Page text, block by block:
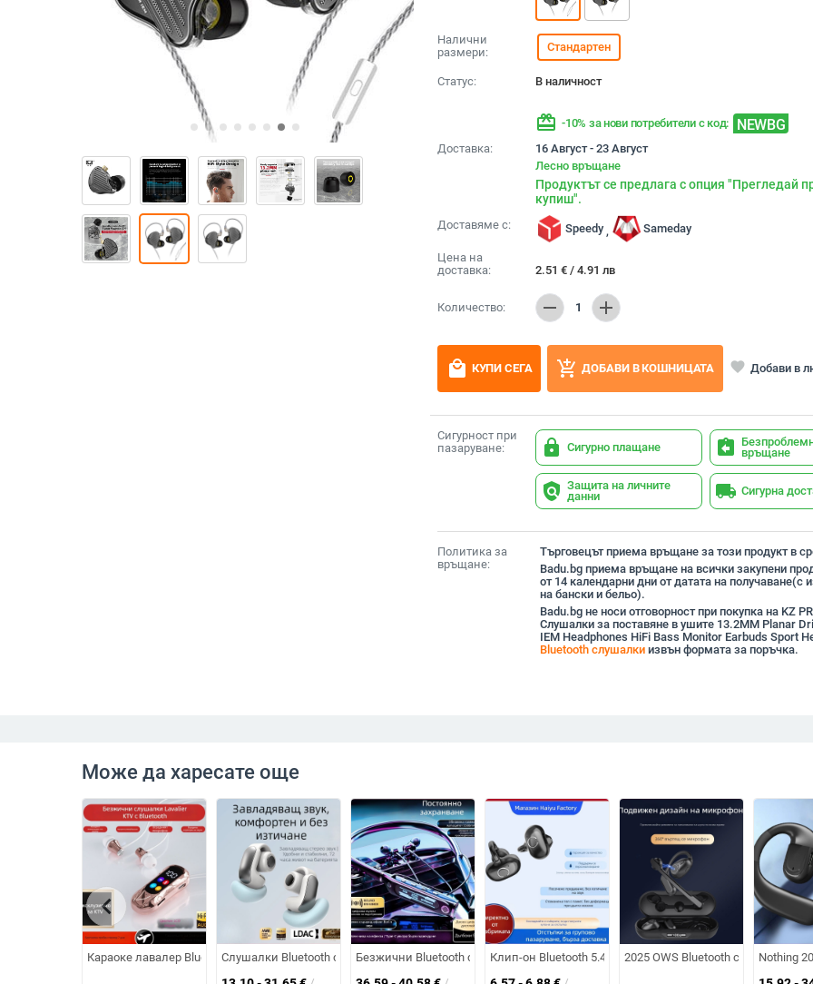
Налични
размери:
Стандартен
Статус: В наличност
redeem -10% за нови потребители с код: NEWBG
Доставка:
16 Август - 23 Август
Лесно връщане
Продуктът се предлага с опция "Прегледай
купиш".
Доставяме с: Speedy , Sameday
Цена на
доставка:
2.51 € / 4.91 лв
Количество: remove 1 add
local_mall КУПИ СЕГА add_shopping_cart ДОБАВИ В КОШНИЦАТА favorite Добави в
Сигурност при
пазаруване:
lock Сигурно плащане assignment_return връщане
policy Защита на личните
данни
local_shipping Сигурна
Политика за
връщане:
Търговецът приема връщане за този продукт в
Badu.bg приема връщане на всички закупени
от 14 календарни дни от датата на получаване(с
на бански и бельо).
Badu.bg не носи отговорност при покупка на KZ
Слушалки за поставяне в ушите 13.2MM Planar
IEM Headphones HiFi Bass Monitor Earbuds Sport
Bluetooth слушалкиизвън формата за поръчка.
Може да харесате още
Караоке лавалер Bluetooth ушни слушалки с клип за ухо – Bluetooth 6.0, двойно свързване, поддръжка за карта памет,
Слушалки Bluetooth с костна проводимост - клип-он, извън ухото, шумозаглушаване, живот на батерията
Безжични Bluetooth слушалки с neckband — Bluetooth 5.4, обхват 10 м, живот на
Клип-он Bluetooth 5.4 спортни слушалки със полу-
2025 OWS Bluetooth слушалки с
Nothing
chevron_left